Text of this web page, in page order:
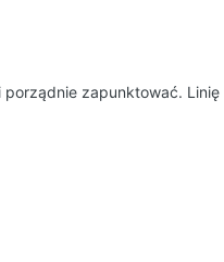
zapunktować.